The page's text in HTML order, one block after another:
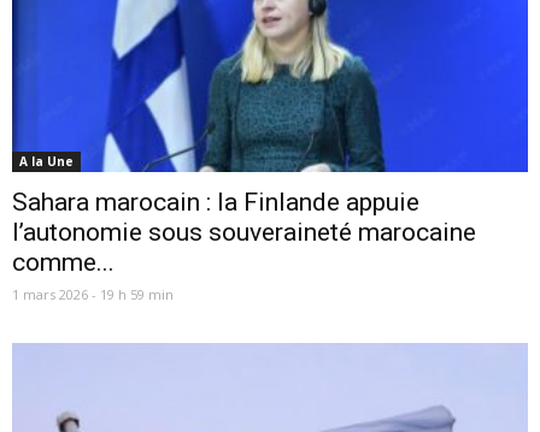
A la Une
Sahara marocain : la Finlande appuie
l’autonomie sous souveraineté marocaine
comme...
1 mars 2026 - 19 h 59 min